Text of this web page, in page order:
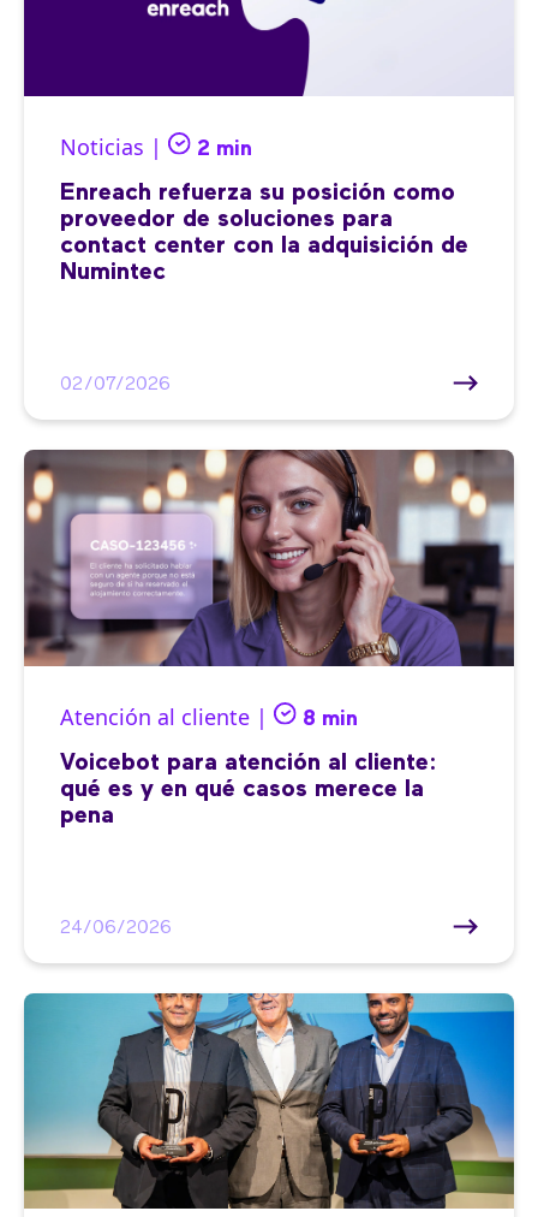
Noticias | 2 min
Enreach refuerza su posición como
proveedor de soluciones para
contact center con la adquisición de
Numintec
02/07/2026
Atención al cliente | 8 min
Voicebot para atención al cliente:
qué es y en qué casos merece la
pena
24/06/2026